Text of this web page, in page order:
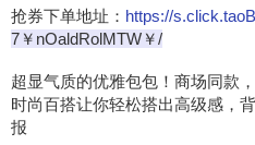
抢券下单地址： https://
7￥nOaldRolMTW￥/
超显气质的优雅包包！商场同款
时尚百搭让你轻松搭出高级感，
报